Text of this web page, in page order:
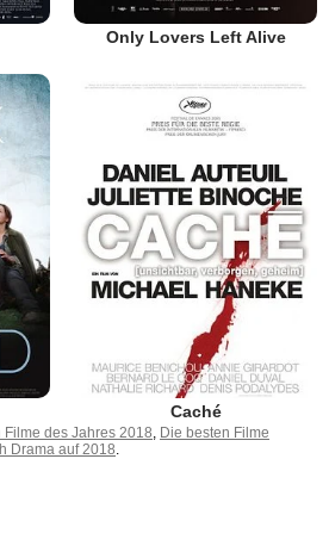
Only Lovers Left Alive
Caché
Filme des Jahres 2018, Die besten Filme
Drama auf 2018.